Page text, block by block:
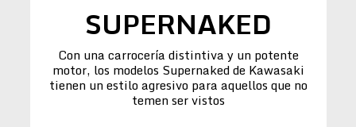
SUPERNAKED
Con una carrocería distintiva y un potente
motor, los modelos Supernaked de Kawasaki
tienen un estilo agresivo para aquellos que no
temen ser vistos